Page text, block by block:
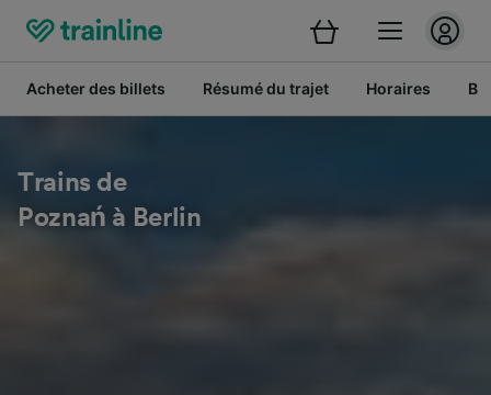
Acheter des billets Résumé du trajet Horaires
Trains de
Poznań à Berlin